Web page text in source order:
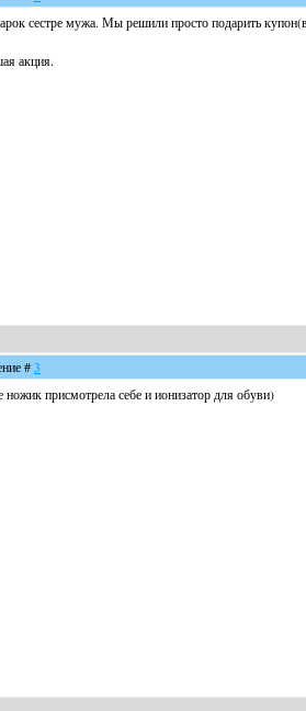
сестре мужа. Мы решили просто подарить
акция.
#3
присмотрела себе и ионизатор для обуви)